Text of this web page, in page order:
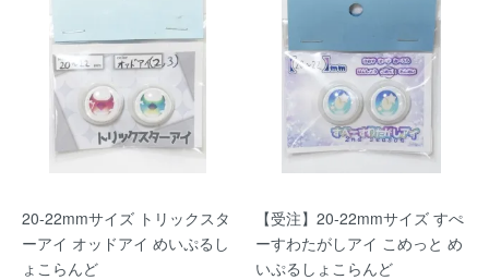
20-22mmサイズ トリックスタ
ーアイ オッドアイ めいぷるし
ょこらんど
【受注】20-22mmサイズ すぺ
ーすわたがしアイ こめっと め
いぷるしょこらんど